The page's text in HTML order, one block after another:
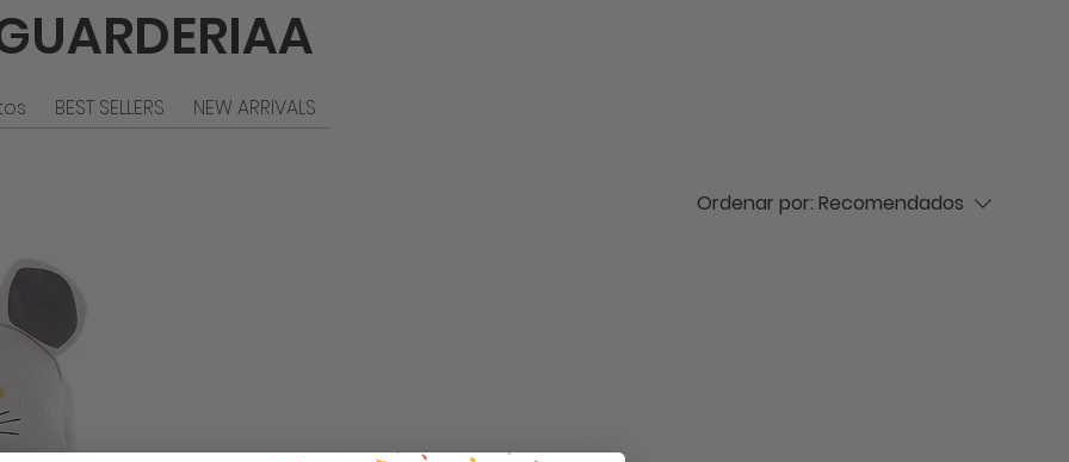
BEST SELLERS NEW ARRIVALS
Ordenar por: Recomendados